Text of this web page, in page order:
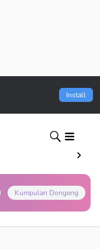
Install
Kumpulan Dongeng